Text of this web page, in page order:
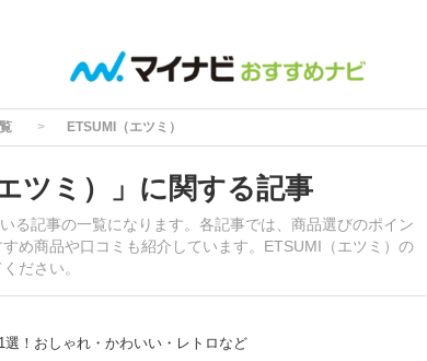
ETSUMI（エツミ）
ツミ）」に関する記事
る記事の一覧になります。各記事では、商品選びのポイン
め商品や口コミも紹介しています。ETSUMI（エツミ）の
ださい。
！おしゃれ・かわいい・レトロなど